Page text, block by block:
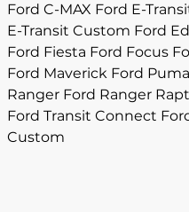
Ford C-MAX Ford E-
E-Transit Custom Ford
Ford Fiesta Ford Focus
Ford Maverick Ford Puma
Ranger Ford Ranger
Ford Transit Connect
Custom